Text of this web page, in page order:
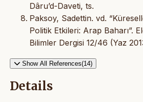
Dâru’d-Daveti, ts.
Paksoy, Sadettin. vd.
Politik Etkileri: Arap Baharı”.
Bilimler Dergisi 12/46 (Yaz
Show All References(14)
Details